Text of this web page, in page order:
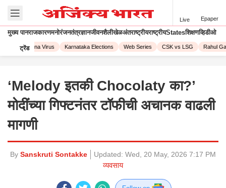
Live Epaper
मुख्य पानराजकारणमनोरंजनतंत्रज्ञानजीवनशैलीखेळअंतराष्ट्रीयराष्ट्रीयStatesशिक्षणव्हिडीओ
ट्रेंड
Corona Virus Karnataka Elections Web Series CSK vs LSG Rahul
‘Melody इतकी Chocolaty का?’
मोदींच्या गिफ्टनंतर टॉफीची अचानक वाढली
मागणी
By Sanskruti Sontakke Updated: Wed, 20 May, 2026 7:17 PM
व्यवसाय